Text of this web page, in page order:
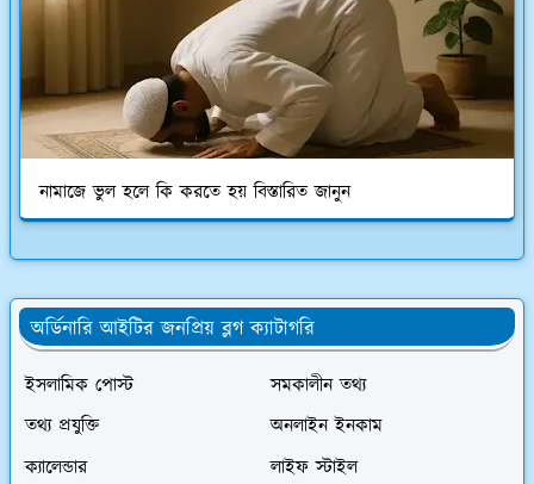
নামাজে ভুল হলে কি করতে হয় বিস্তারিত জানুন
অর্ডিনারি আইটির জনপ্রিয় ব্লগ ক্যাটাগরি
ইসলামিক পোস্ট
সমকালীন তথ্য
তথ্য প্রযুক্তি
অনলাইন ইনকাম
ক্যালেন্ডার
লাইফ স্টাইল